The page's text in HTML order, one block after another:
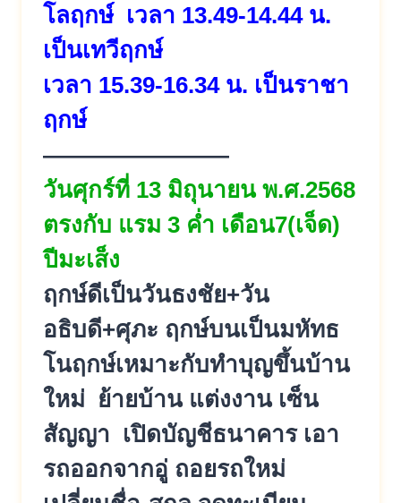
โลฤกษ์ เวลา 13.49-14.44 น.
เป็นเทวีฤกษ์
เวลา 15.39-16.34 น. เป็นราชา
ฤกษ์
————————
วันศุกร์ที่ 13 มิถุนายน พ.ศ.2568
ตรงกับ แรม 3 ค่ำ เดือน7(เจ็ด)
ปีมะเส็ง
ฤกษ์ดีเป็นวันธงชัย+วัน
อธิบดี+ศุภะ ฤกษ์บนเป็นมหัทธ
โนฤกษ์เหมาะกับทำบุญขึ้นบ้าน
ใหม่ ย้ายบ้าน แต่งงาน เซ็น
สัญญา เปิดบัญชีธนาคาร เอา
รถออกจากอู่ ถอยรถใหม่